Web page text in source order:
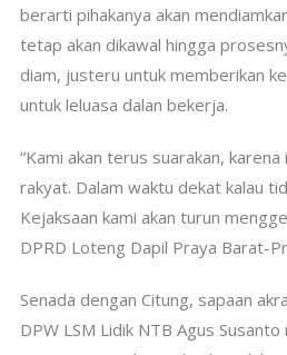
berarti pihakanya akan
tetap akan dikawal hingga
diam, justeru untuk memberikan
untuk leluasa dalan bekerja.
“Kami akan terus suarakan,
rakyat. Dalam waktu dekat kalau
Kejaksaan kami akan turun
DPRD Loteng Dapil Praya Barat-
Senada dengan Citung, sapaan
DPW LSM Lidik NTB Agus